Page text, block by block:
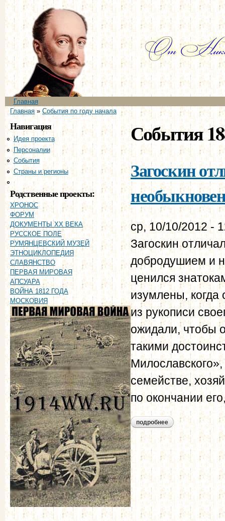
Главное меню
Главная
Вы здесь
Главная» События по году начала
Навигация
Идея проекта
Персоналии
События
Страны и регионы
Хронология
Родственные проекты:
ХРОНОС
ФОРУМ
ДОКУМЕНТЫ XX ВЕКА
РУССКОЕ ПОЛЕ
РУМЯНЦЕВСКИЙ МУЗЕЙ
ЭТНОЦИКЛОПЕДИЯ
СЛАВЯНСТВО
ПЕРВАЯ МИРОВАЯ
АПСУАРА
ВОЙНА 1812 ГОДА
МОСКОВИЯ
События
Загоскин
ср, 10/10/2012 -
Загоскин
добродушием и
ценился
изумлены, когда
из рукописи
ожидали, чтобы
такими
семействе,
по окончании
подробнее о загоскин